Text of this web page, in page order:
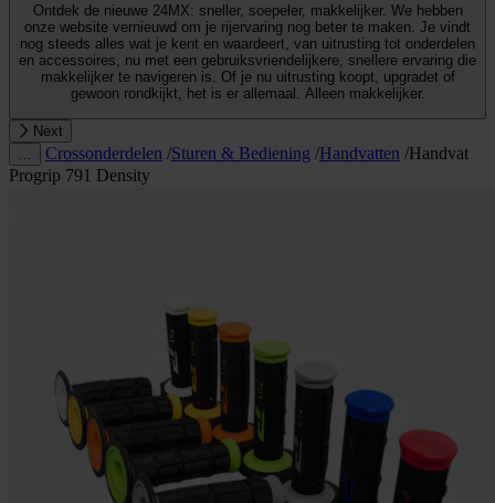
Ontdek de nieuwe 24MX: sneller, soepeler, makkelijker. We hebben
onze website vernieuwd om je rijervaring nog beter te maken. Je vindt
nog steeds alles wat je kent en waardeert, van uitrusting tot onderdelen
en accessoires, nu met een gebruiksvriendelijkere, snellere ervaring die
makkelijker te navigeren is. Of je nu uitrusting koopt, upgradet of
gewoon rondkijkt, het is er allemaal. Alleen makkelijker.
Next
Crossonderdelen /Sturen & Bediening /Handvatten /Handvat
Progrip 791 Density